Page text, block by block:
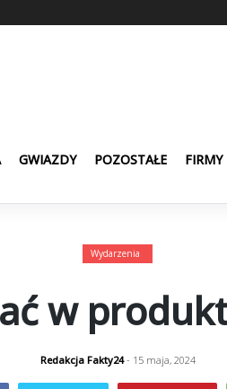
GWIAZDY POZOSTAŁE FIRMY
Wydarzenia
w
Redakcja Fakty24- 15 maja, 2024